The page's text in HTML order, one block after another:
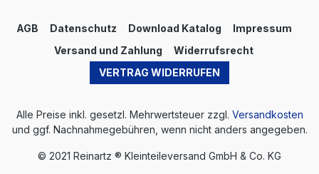
AGB Datenschutz Download Katalog
Impressum
Versand und Zahlung
Widerrufsrecht
VERTRAG WIDERRUFEN
Alle Preise inkl. gesetzl. Mehrwertsteuer zzgl. Versandkosten
und ggf. Nachnahmegebühren, wenn nicht anders angegeben.
© 2021 Reinartz ® Kleinteileversand GmbH & Co. KG